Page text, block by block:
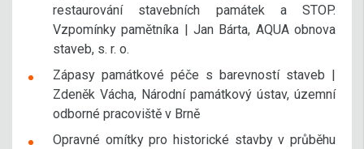
restaurování stavebních památek a STOP.
Vzpomínky pamětníka | Jan Bárta, AQUA obnova
staveb, s. r. o.
Zápasy památkové péče s barevností staveb |
Zdeněk Vácha, Národní památkový ústav, územní
odborné pracoviště v Brně
Opravné omítky pro historické stavby v průběhu